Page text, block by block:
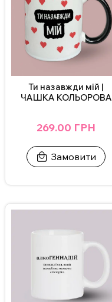
Ти назавжди мій |
ЧАШКА КОЛЬОРОВА
269.00 ГРН
Замовити